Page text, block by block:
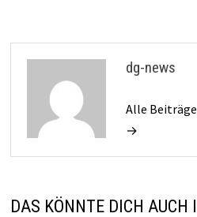
dg-news
Alle
→
DAS KÖNNTE DICH AUCH